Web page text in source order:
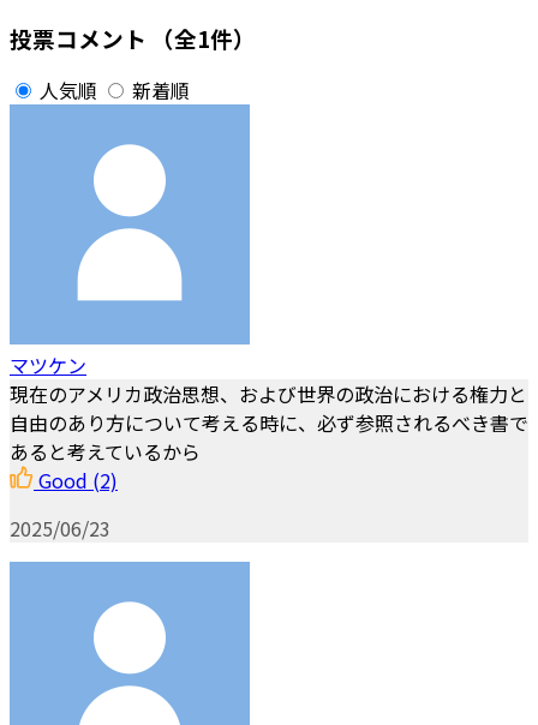
投票コメント （全1件）
人気順 新着順
マツケン
現在のアメリカ政治思想、および世界の政治における権力と
自由のあり方について考える時に、必ず参照されるべき書で
あると考えているから
Good (2)
2025/06/23